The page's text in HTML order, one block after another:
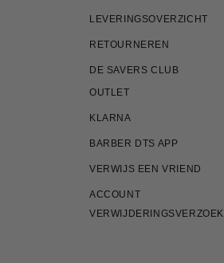
LEVERINGSOVERZICHT
RETOURNEREN
DE SAVERS CLUB
OUTLET
KLARNA
BARBER DTS APP
VERWIJS EEN VRIEND
ACCOUNT
VERWIJDERINGSVERZOEK